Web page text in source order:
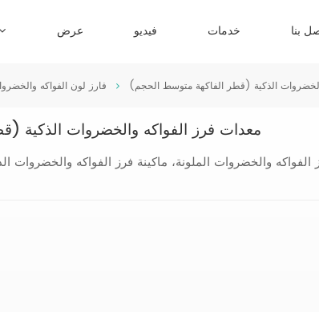
عرض فيديو خدمات بنا
فارز لون الفواكه الذكية (قطر الفاكهة متوسط الحجم)
معدات فرز الفواكه والخضروات الذكية
الفواكه والخضروات الملونة، ماكينة فرز الفواكه والخضروات